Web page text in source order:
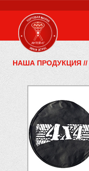
НАША ПРОДУКЦИЯ //